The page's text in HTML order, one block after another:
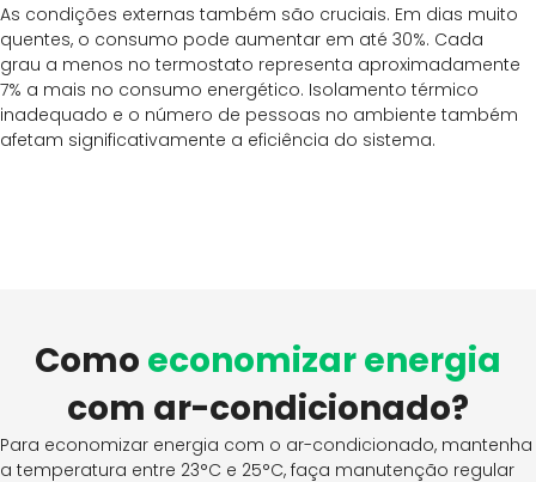
As condições externas também são cruciais. Em dias muito
quentes, o consumo pode aumentar em até 30%. Cada
grau a menos no termostato representa aproximadamente
7% a mais no consumo energético. Isolamento térmico
inadequado e o número de pessoas no ambiente também
afetam significativamente a eficiência do sistema.
Como economizar energia
com ar-condicionado?
Para economizar energia com o ar-condicionado, mantenha
a temperatura entre 23°C e 25°C, faça manutenção regular